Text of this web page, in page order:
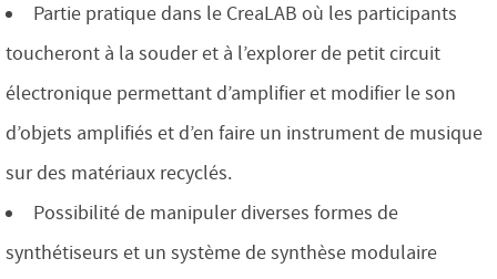
Partie pratique dans le CreaLAB où les participants
toucheront à la souder et à l’explorer de petit circuit
électronique permettant d’amplifier et modifier le son
d’objets amplifiés et d’en faire un instrument de musique
sur des matériaux recyclés.
Possibilité de manipuler diverses formes de
synthétiseurs et un système de synthèse modulaire